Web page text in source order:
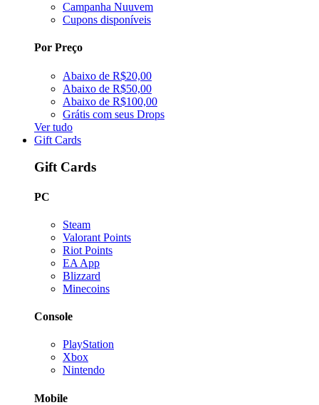
Campanha Nuuvem
Cupons disponíveis
Por Preço
Abaixo de R$20,00
Abaixo de R$50,00
Abaixo de R$100,00
Grátis com seus Drops
Ver tudo
Gift Cards
Gift Cards
PC
Steam
Valorant Points
Riot Points
EA App
Blizzard
Minecoins
Console
PlayStation
Xbox
Nintendo
Mobile